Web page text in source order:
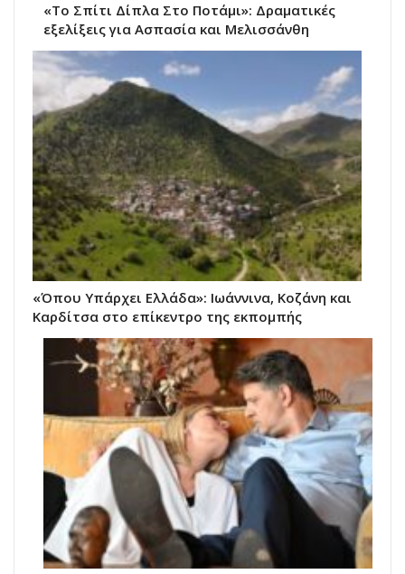
«Το Σπίτι Δίπλα Στο Ποτάμι»: Δραματικές
εξελίξεις για Ασπασία και Μελισσάνθη
«Όπου Υπάρχει Ελλάδα»: Ιωάννινα, Κοζάνη και
Καρδίτσα στο επίκεντρο της εκπομπής